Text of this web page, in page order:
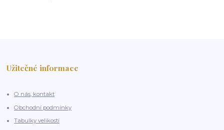
Užitečné informace
O nás, kontakt
Obchodní podmínky
Tabulky velikostí